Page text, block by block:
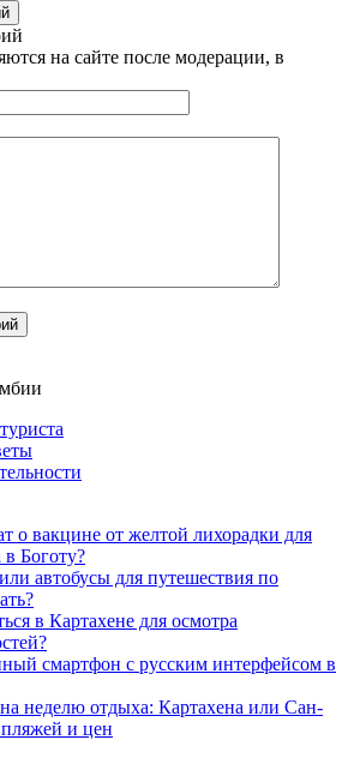
на сайте после модерации, в
о вакцине от желтой лихорадки для
Боготу?
автобусы для путешествия по
в Картахене для осмотра
смартфон с русским интерфейсом в
неделю отдыха: Картахена или Сан-
и цен